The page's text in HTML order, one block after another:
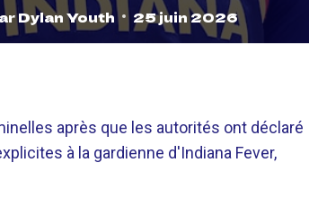
Dylan Youth 25 juin 2026
après que les autorités ont déclaré
à la gardienne d'Indiana Fever,